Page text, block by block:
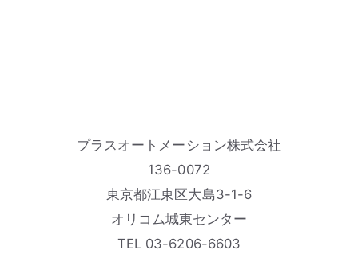
プラスオートメーション株式会社
136-0072
東京都江東区大島3-1-6
オリコム城東センター
TEL 03-6206-6603